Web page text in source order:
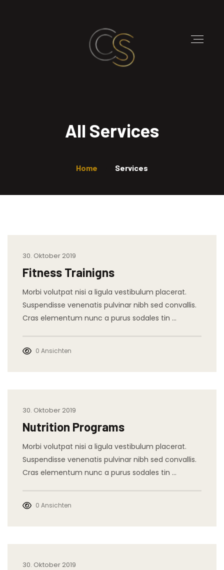
All Services
Home Services
30. Oktober 2019
Fitness Trainigns
Morbi volutpat nisi a ligula vestibulum placerat.
Suspendisse venenatis pulvinar nibh sed convallis.
Cras elementum nunc a purus sodales tin …
0 Ansichten
30. Oktober 2019
Nutrition Programs
Morbi volutpat nisi a ligula vestibulum placerat.
Suspendisse venenatis pulvinar nibh sed convallis.
Cras elementum nunc a purus sodales tin …
0 Ansichten
30. Oktober 2019